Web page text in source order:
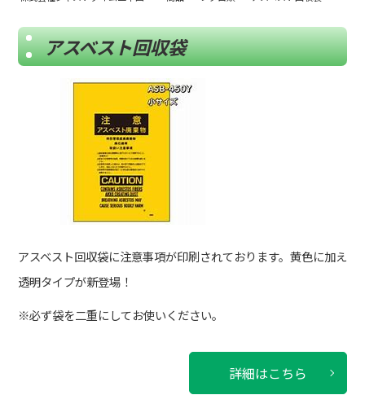
アスベスト回収袋
アスベスト回収袋に注意事項が印刷されております。黄色に加え
透明タイプが新登場！
※必ず袋を二重にしてお使いください。
詳細はこちら